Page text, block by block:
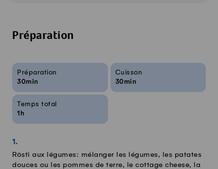
Préparation
Infos sur la recette
Préparation
30min
Cuisson
30min
Temps total
1h
Rösti aux légumes: mélanger les légumes, les patates
douces ou les pommes de terre, le cottage cheese, la